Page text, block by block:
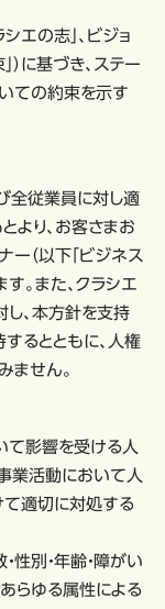
エの志」、ビジョ
）に基づき、ステー
ての約束を示す
全従業員に対し適
より、お客さまお
（以下「ビジネス
。また、クラシエ
し、本方針を支持
るとともに、人権
ません。
て影響を受ける人
業活動において人
適切に対処する
性別・年齢・障がい
らゆる属性による